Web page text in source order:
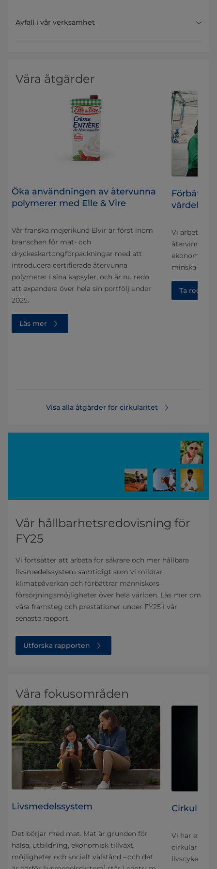
Avfall i vår verksamhet
Våra åtgärder
Öka användningen av återvunna
polymerer med Elle & Vire
Vår franska mejerikund Elvir är först inom
branschen för mat- och
dryckeskartongförpackningar med att
introducera certifierade återvunna
polymerer i sina kapsyler, och är nu redo
att expandera över hela sin portfölj under
2025.
Läs mer
Vi arbetar
ekonomi
minska
Ta reda
Visa alla åtgärder för cirkularitet
Vår hållbarhetsredovisning för
FY25
Vi fortsätter att arbeta för säkrare och mer hållbara
livsmedelssystem samtidigt som vi mildrar
klimatpåverkan och förbättrar människors
försörjningsmöjligheter över hela världen. Läs mer om
våra framsteg och prestationer under FY25 i vår
senaste rapport.
Utforska rapporten
Våra fokusområden
Livsmedelssystem
Det börjar med mat. Mat är grunden för
hälsa, utbildning, ekonomisk tillväxt,
möjligheter och socialt välstånd – och det
1
Vi har ett
cirkularitet,
livscykeln.